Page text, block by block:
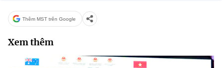
Thêm MST trên Google
Xem thêm